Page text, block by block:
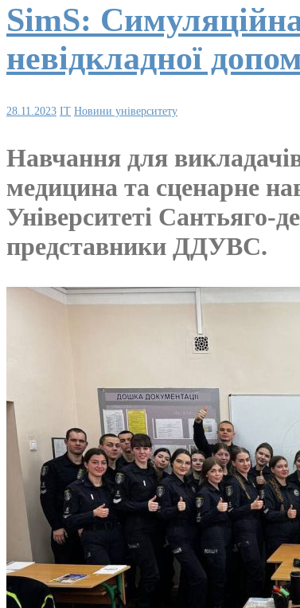
SimS:
невідкладної
28.11.2023 IT Новини університету
Навчання для
медицина та сценарне
Університеті Сантьяго-
представники ДДУВС.